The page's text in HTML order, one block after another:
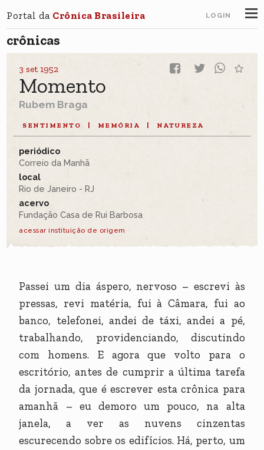
Portal da Crônica Brasileira LOGIN
crônicas
3 set 1952
Momento
Rubem Braga
SENTIMENTO MEMÓRIA NATUREZA
periódico
Correio da Manhã
local
Rio de Janeiro - RJ
acervo
Fundação Casa de Rui Barbosa
acessar instituição de origem
Passei um dia áspero, nervoso – escrevi às
pressas, revi matéria, fui à Câmara, fui ao
banco, telefonei, andei de táxi, andei a pé,
trabalhando, providenciando, discutindo
com homens. E agora que volto para o
escritório, antes de cumprir a última tarefa
da jornada, que é escrever esta crônica para
amanhã – eu demoro um pouco, na alta
janela, a ver as nuvens cinzentas
escurecendo sobre os edifícios. Há, perto, um